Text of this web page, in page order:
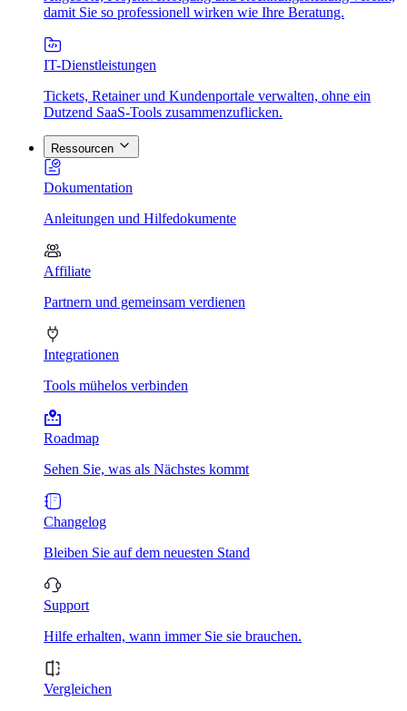
damit Sie so professionell wirken wie Ihre Beratung.
IT-Dienstleistungen
Tickets, Retainer und Kundenportale verwalten, ohne ein
Dutzend SaaS-Tools zusammenzuflicken.
Ressourcen
Dokumentation
Anleitungen und Hilfedokumente
Affiliate
Partnern und gemeinsam verdienen
Integrationen
Tools mühelos verbinden
Roadmap
Sehen Sie, was als Nächstes kommt
Changelog
Bleiben Sie auf dem neuesten Stand
Support
Hilfe erhalten, wann immer Sie sie brauchen.
Vergleichen